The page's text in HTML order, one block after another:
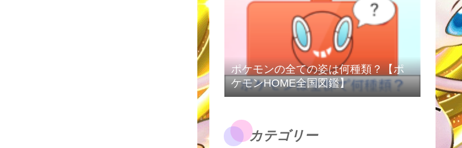
ポケモンの全ての姿は何種類？【ポ
ケモンHOME全国図鑑】
カテゴリー